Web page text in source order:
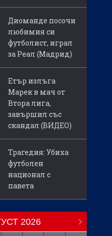
Диоманде посочи
любимия си
футболист, играл
за Реал (Мадрид)
Етър излъга
Марек в мач от
Втора лига,
завършил със
скандал (ВИДЕО)
Трагедия: Убиха
футболен
национал с
павета
2026